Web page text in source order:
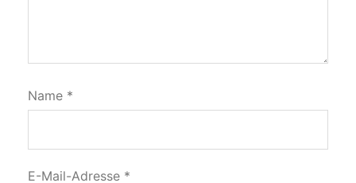
Name *
E-Mail-Adresse *